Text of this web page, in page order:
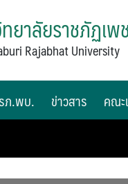
ยาลัยราชภัฏเพ
Rajabhat University
ภ.พบ. ข่าวสาร คณะ